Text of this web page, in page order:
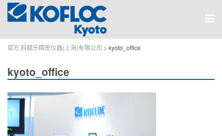
官方,科赋乐精密仪器(上海)有限公司 > kyoto_office
kyoto_office